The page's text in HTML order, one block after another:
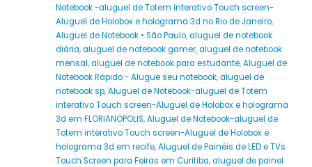
Notebook -aluguel de Totem interativo Touch screen-
Aluguel de Holobox e holograma 3d no Rio de Janeiro,
Aluguel de Notebook • São Paulo,aluguel de notebook
diária,aluguel de notebook gamer,aluguel de notebook
mensal,aluguel de notebook para estudante,Aluguel de
Notebook Rápido - Alugue seu notebook,aluguel de
notebook sp,Aluguel de Notebook-aluguel de Totem
interativo Touch screen-Aluguel de Holobox e holograma
3d em FLORIANOPOLIS,Aluguel de Notebook-aluguel de
Totem interativo Touch screen-Aluguel de Holobox e
holograma 3d em recife,Aluguel de Painéis de LED e TVs
Touch Screen para Feiras em Curitiba,aluguel de painel